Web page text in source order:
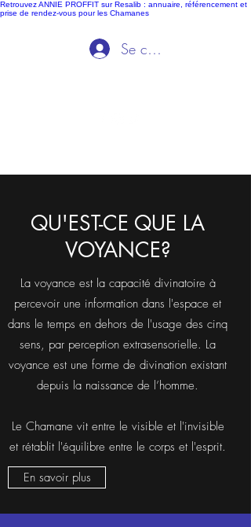
Retrouvez ANNIE PROFFIT sur Resalib : annuaire, référencement et
prise de rendez-vous pour les Chamanes
Ida Voyance Se connecter
QU'EST-CE QUE LA
VOYANCE?
La voyance est la capacité divinatoire à
percevoir une information dans l'espace et
dans le temps en dehors de l'usage des cinq
sens, par perception extrasensorielle. La
voyance est une forme de divination existant
depuis la naissance de l’homme.
Le Chamane vit entre le visible et l'invisible
et rétablit l'équilibre entre le corps et l'esprit.
En savoir plus